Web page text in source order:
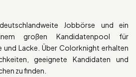
Jobbörse und ein
großen Kandidatenpool für
und Lacke. Über Colorknight erhalten
geeignete Kandidaten und
zu finden.